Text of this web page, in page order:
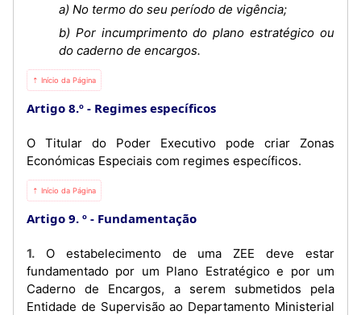
a) No termo do seu período de vigência;
b) Por incumprimento do plano estratégico ou
do caderno de encargos.
⇡ Início da Página
Artigo 8.º Regimes específicos
O Titular do Poder Executivo pode criar Zonas
Económicas Especiais com regimes específicos.
⇡ Início da Página
Artigo 9. º Fundamentação
1. O estabelecimento de uma ZEE deve estar
fundamentado por um Plano Estratégico e por um
Caderno de Encargos, a serem submetidos pela
Entidade de Supervisão ao Departamento Ministerial